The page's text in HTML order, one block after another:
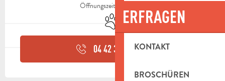
ERFRAGEN
KONTAKT
BROSCHÜREN
Öffnungszeiten ansehen
Tiere erlaubt
04 42 32 63▒▒